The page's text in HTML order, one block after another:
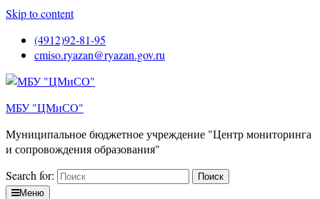
Skip to content
(4912)92-81-95
cmiso.ryazan@ryazan.gov.ru
МБУ "ЦМиСО"
Муниципальное бюджетное учреждение "Центр мониторинга
и сопровождения образования"
Search for:
Меню